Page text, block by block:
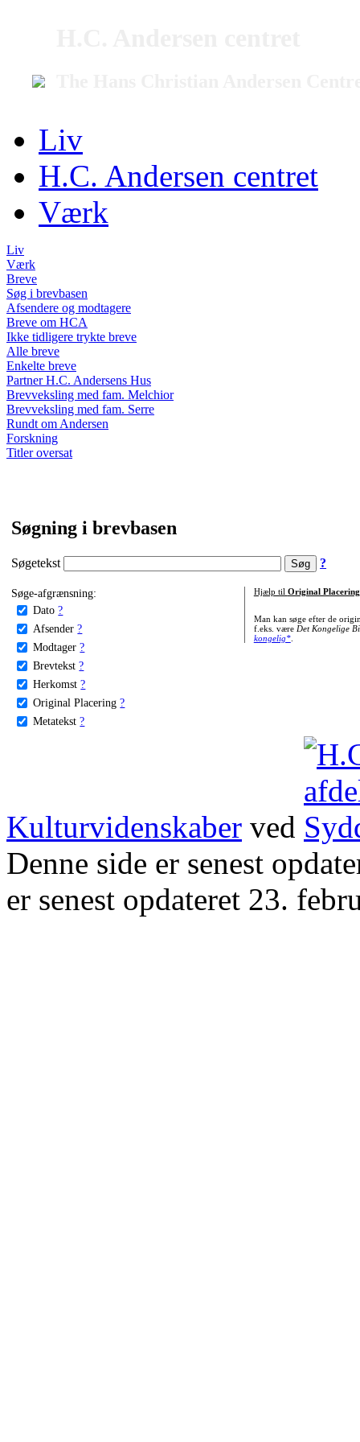
Liv
H.C. Andersen centret
Værk
Liv
Værk
Breve
Søg i brevbasen
Afsendere og modtagere
Breve om HCA
Ikke tidligere trykte breve
Alle breve
Enkelte breve
Partner H.C. Andersens Hus
Brevveksling med fam. Melchior
Brevveksling med fam. Serre
Rundt om Andersen
Forskning
Titler oversat
Søgning i brevbasen
Søgetekst ?
Søge-afgrænsning:
Dato ?
Afsender ?
Modtager ?
Brevtekst ?
Herkomst ?
Original Placering ?
Metatekst ?
Hjælp til Original Placering
Man kan søge efter de
f.eks. være Det Kongelige
kongelig*.
Kulturvidenskaber ved
Denne side er senest
er senest opdateret 23.